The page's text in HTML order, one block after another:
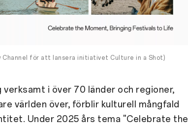
Channel för att lansera initiativet Culture in a Shot)
i över 70 länder och regioner,
världen över, förblir kulturell mångfald
Under 2025 års tema "Celebrate the